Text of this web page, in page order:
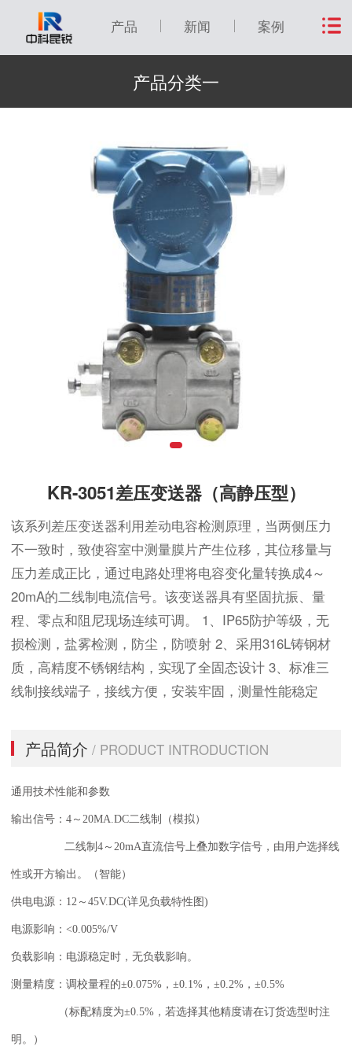
产品 新闻 案例
产品分类一
KR-3051差压变送器（高静压型）
该系列差压变送器利用差动电容检测原理，当两侧压力
不一致时，致使容室中测量膜片产生位移，其位移量与
压力差成正比，通过电路处理将电容变化量转换成4～
20mA的二线制电流信号。该变送器具有坚固抗振、量
程、零点和阻尼现场连续可调。 1、IP65防护等级，无
损检测，盐雾检测，防尘，防喷射 2、采用316L铸钢材
质，高精度不锈钢结构，实现了全固态设计 3、标准三
线制接线端子，接线方便，安装牢固，测量性能稳定
产品简介/ PRODUCT INTRODUCTION
通用技术性能和参数
输出信号：4～20MA.DC二线制（模拟）
二线制4～20mA直流信号上叠加数字信号，由用户选择线
性或开方输出。（智能）
供电电源：12～45V.DC(详见负载特性图)
电源影响：<0.005%/V
负载影响：电源稳定时，无负载影响。
测量精度：调校量程的±0.075%，±0.1%，±0.2%，±0.5%
（标配精度为±0.5%，若选择其他精度请在订货选型时注
明。）